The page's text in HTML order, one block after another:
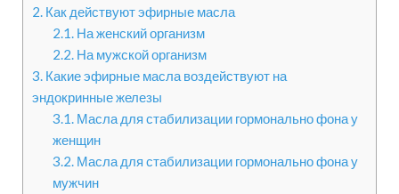
2. Как действуют эфирные масла
2.1.На женский организм
2.2.На мужской организм
3. Какие эфирные масла воздействуют на
эндокринные железы
3.1.Масла для стабилизации гормонально фона у
женщин
3.2.Масла для стабилизации гормонально фона у
мужчин